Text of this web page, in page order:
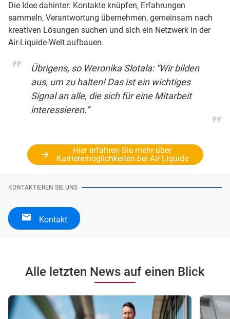
Die Idee dahinter: Kontakte knüpfen, Erfahrungen
sammeln, Verantwortung übernehmen, gemeinsam nach
kreativen Lösungen suchen und sich ein Netzwerk in der
Air-Liquide-Welt aufbauen.
Übrigens, so Weronika Slotala: “Wir bilden
aus, um zu halten! Das ist ein wichtiges
Signal an alle, die sich für eine Mitarbeit
interessieren.”
Hier erfahren Sie mehr über
Karrieremöglichkeiten bei Air Liquide
KONTAKTIEREN SIE UNS
Kontakt
Alle letzten News auf einen Blick